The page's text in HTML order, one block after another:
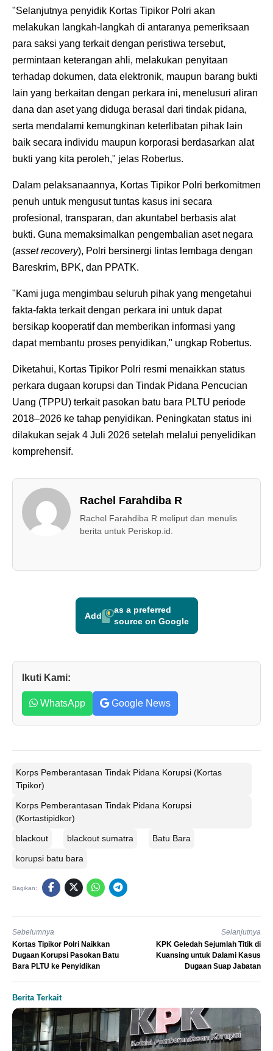
"Selanjutnya penyidik Kortas Tipikor Polri akan
melakukan langkah-langkah di antaranya pemeriksaan
para saksi yang terkait dengan peristiwa tersebut,
permintaan keterangan ahli, melakukan penyitaan
terhadap dokumen, data elektronik, maupun barang bukti
lain yang berkaitan dengan perkara ini, menelusuri aliran
dana dan aset yang diduga berasal dari tindak pidana,
serta mendalami kemungkinan keterlibatan pihak lain
baik secara individu maupun korporasi berdasarkan alat
bukti yang kita peroleh," jelas Robertus.
Dalam pelaksanaannya, Kortas Tipikor Polri berkomitmen
penuh untuk mengusut tuntas kasus ini secara
profesional, transparan, dan akuntabel berbasis alat
bukti. Guna memaksimalkan pengembalian aset negara
(asset recovery), Polri bersinergi lintas lembaga dengan
Bareskrim, BPK, dan PPATK.
"Kami juga mengimbau seluruh pihak yang mengetahui
fakta-fakta terkait dengan perkara ini untuk dapat
bersikap kooperatif dan memberikan informasi yang
dapat membantu proses penyidikan," ungkap Robertus.
Diketahui, Kortas Tipikor Polri resmi menaikkan status
perkara dugaan korupsi dan Tindak Pidana Pencucian
Uang (TPPU) terkait pasokan batu bara PLTU periode
2018–2026 ke tahap penyidikan. Peningkatan status ini
dilakukan sejak 4 Juli 2026 setelah melalui penyelidikan
komprehensif.
Rachel Farahdiba R
Rachel Farahdiba R meliput dan menulis
berita untuk Periskop.id.
Add
as a preferred
source on Google
Ikuti Kami:
WhatsApp Google News
Korps Pemberantasan Tindak Pidana Korupsi (Kortas
Tipikor)
Korps Pemberantasan Tindak Pidana Korupsi
(Kortastipidkor)
blackout blackout sumatra Batu Bara
korupsi batu bara
Bagikan:
Sebelumnya
Kortas Tipikor Polri Naikkan
Dugaan Korupsi Pasokan Batu
Bara PLTU ke Penyidikan
Selanjutnya
KPK Geledah Sejumlah Titik di
Kuansing untuk Dalami Kasus
Dugaan Suap Jabatan
Berita Terkait